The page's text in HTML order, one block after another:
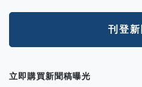
刊登
立即購買新聞稿曝光